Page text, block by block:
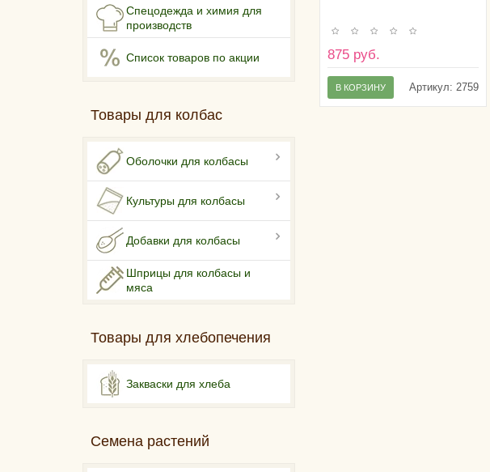
Спецодежда и химия для
производств
Список товаров по акции
Товары для колбас
Оболочки для колбасы
Культуры для колбасы
Добавки для колбасы
Шприцы для колбасы и
мяса
Товары для хлебопечения
Закваски для хлеба
Семена растений
875 руб.
Артикул: 2759
В КОРЗИНУ